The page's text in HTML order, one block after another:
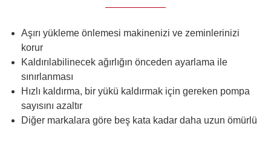
Aşırı yükleme önlemesi makinenizi ve zeminlerinizi
korur
Kaldırılabilinecek ağırlığın önceden ayarlama ile
sınırlanması
Hızlı kaldırma, bir yükü kaldırmak için gereken pompa
sayısını azaltır
Diğer markalara göre beş kata kadar daha uzun ömürlü